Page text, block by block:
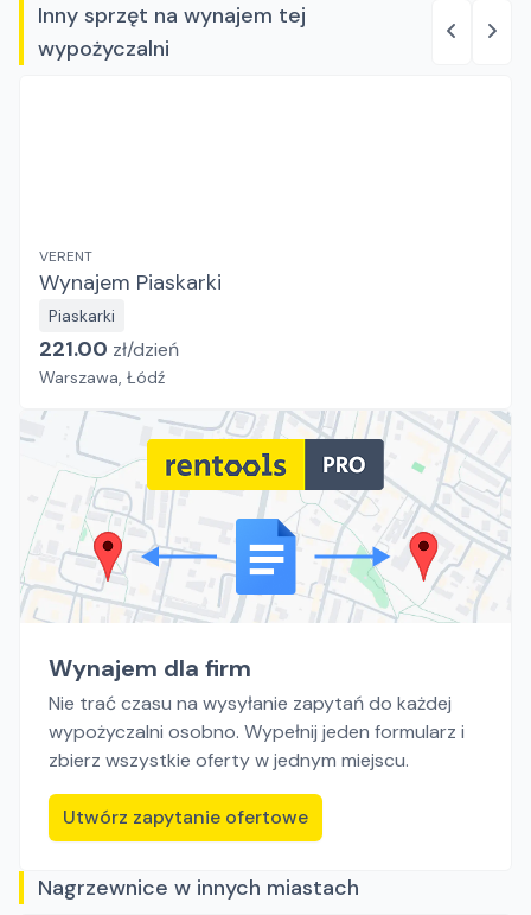
Inny sprzęt na wynajem tej
wypożyczalni
VERENT
Wynajem Piaskarki
Piaskarki
221.00 zł/dzień
Warszawa, Łódź
Wynajem dla firm
Nie trać czasu na wysyłanie zapytań do każdej
wypożyczalni osobno. Wypełnij jeden formularz i
zbierz wszystkie oferty w jednym miejscu.
Utwórz zapytanie ofertowe
Nagrzewnice w innych miastach